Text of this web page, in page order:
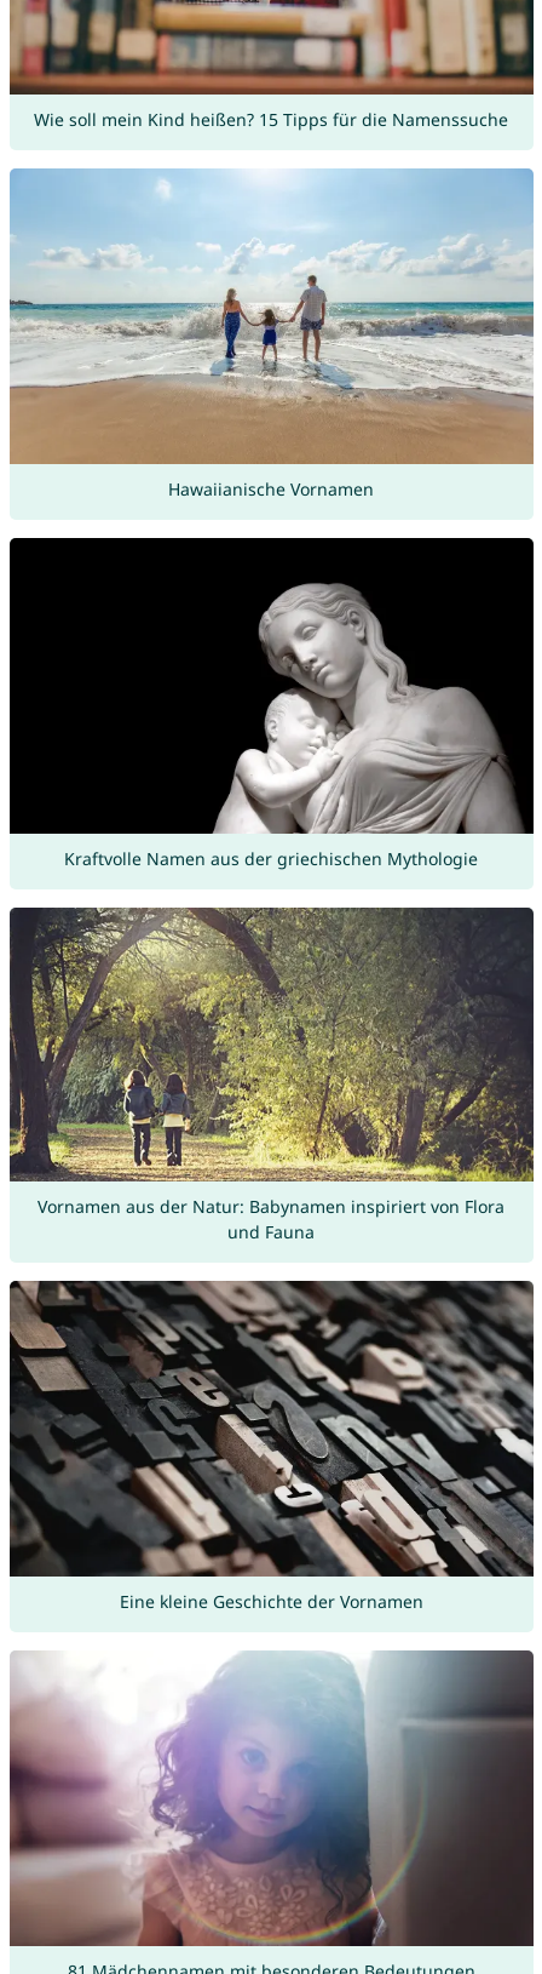
Wie soll mein Kind heißen? 15 Tipps für die Namenssuche
Hawaiianische Vornamen
Kraftvolle Namen aus der griechischen Mythologie
Vornamen aus der Natur: Babynamen inspiriert von Flora
und Fauna
Eine kleine Geschichte der Vornamen